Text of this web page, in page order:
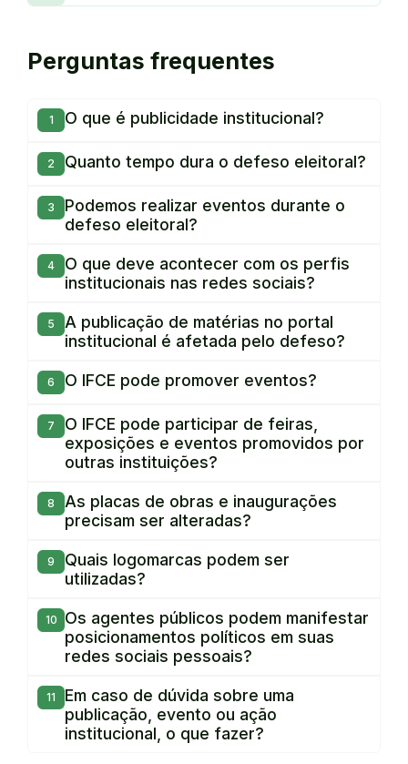
Perguntas frequentes
O que é publicidade institucional?
Quanto tempo dura o defeso eleitoral?
Podemos realizar eventos durante o
defeso eleitoral?
O que deve acontecer com os perfis
institucionais nas redes sociais?
A publicação de matérias no portal
institucional é afetada pelo defeso?
O IFCE pode promover eventos?
O IFCE pode participar de feiras,
exposições e eventos promovidos por
outras instituições?
As placas de obras e inaugurações
precisam ser alteradas?
Quais logomarcas podem ser
utilizadas?
Os agentes públicos podem manifestar
posicionamentos políticos em suas
redes sociais pessoais?
Em caso de dúvida sobre uma
publicação, evento ou ação
institucional, o que fazer?